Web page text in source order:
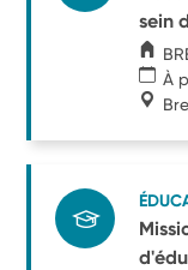
sein
À